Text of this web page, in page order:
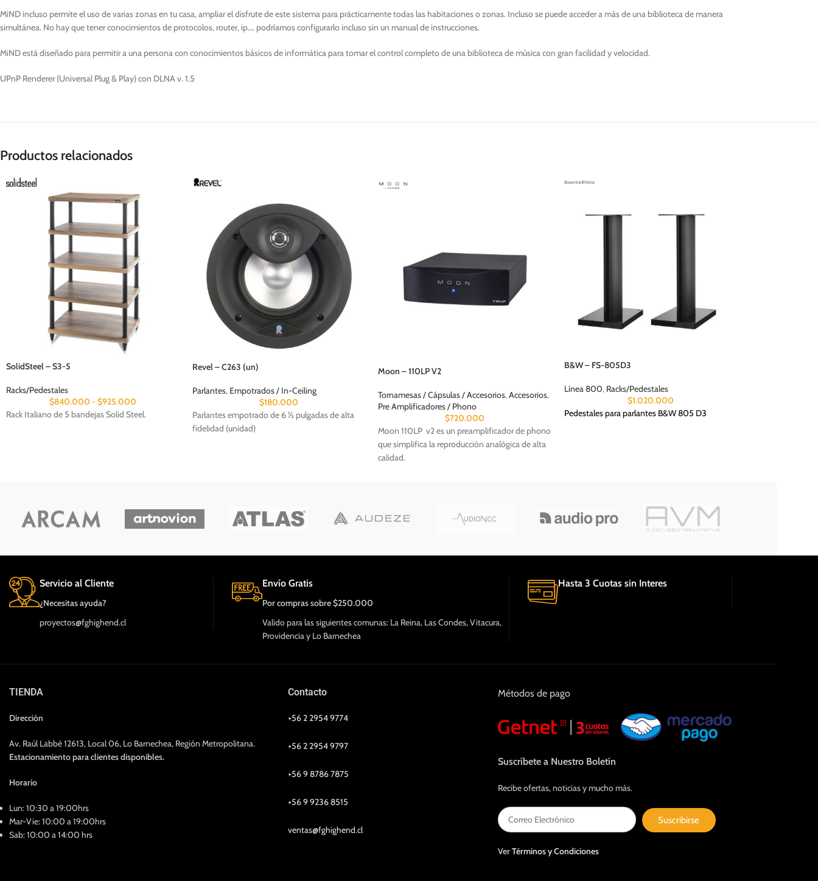
MiND incluso permite el uso de varias zonas en tu casa, ampliar el disfrute de este sistema para prácticamente todas las habitaciones o zonas. Incluso se puede acceder a más de una biblioteca de manera
simultánea. No hay que tener conocimientos de protocolos, router, ip…. podríamos configurarlo incluso sin un manual de instrucciones.
MiND está diseñado para permitir a una persona con conocimientos básicos de informática para tomar el control completo de una biblioteca de música con gran facilidad y velocidad.
UPnP Renderer (Universal Plug & Play) con DLNA v. 1.5
Productos relacionados
SolidSteel – S3-5
Racks/Pedestales
$840.000 -$925.000
Rack Italiano de 5 bandejas Solid Steel.
Revel – C263 (un)
Parlantes, Empotrados / In-Ceiling
$180.000
Parlantes empotrado de 6 ½ pulgadas de alta
fidelidad (unidad)
Moon – 110LP V2
Tornamesas / Cápsulas / Accesorios,Accesorios,
Pre Amplificadores / Phono
$720.000
Moon 110LP v2 es un preamplificador de phono
que simplifica la reproducción analógica de alta
calidad.
B&W – FS-805D3
Línea 800, Racks/Pedestales
$1.020.000
Pedestales para parlantes B&W 805 D3
Servicio al Cliente
¿Necesitas ayuda?
proyectos@fghighend.cl
Envío Gratis
Por compras sobre $250.000
Valido para las siguientes comunas: La Reina, Las Condes, Vitacura,
Providencia y Lo Barnechea
Hasta 3 Cuotas sin Interes
TIENDA
Dirección
Av. Raúl Labbé 12613, Local 06, Lo Barnechea, Región Metropolitana.
Estacionamiento para clientes disponibles.
Horario
Lun: 10:30 a 19:00hrs
Mar-Vie: 10:00 a 19:00hrs
Sab: 10:00 a 14:00 hrs
Contacto
+56 2 2954 9774
+56 2 2954 9797
+56 9 8786 7875
+56 9 9236 8515
ventas@fghighend.cl
Métodos de pago
Suscríbete a Nuestro Boletín
Recibe ofertas, noticias y mucho más.
Suscribirse
VerTérminos y Condiciones